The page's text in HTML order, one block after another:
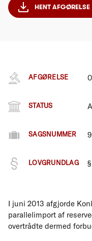
HENT AFGØRELSE
AFGØRELSE
STATUS
SAGSNUMMER
LOVGRUNDLAG
I juni 2013 afgjorde
parallelimport af
overtrådte dermed